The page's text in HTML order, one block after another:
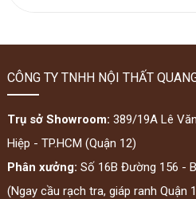
CÔNG TY TNHH NỘI THẤT
Trụ sở Showroom: 389/19A Lê
Hiệp - TP.HCM (Quận 12)
Phân xưởng: Số 16B Đường 156 -
(Ngay cầu rạch tra, giáp ranh Quận